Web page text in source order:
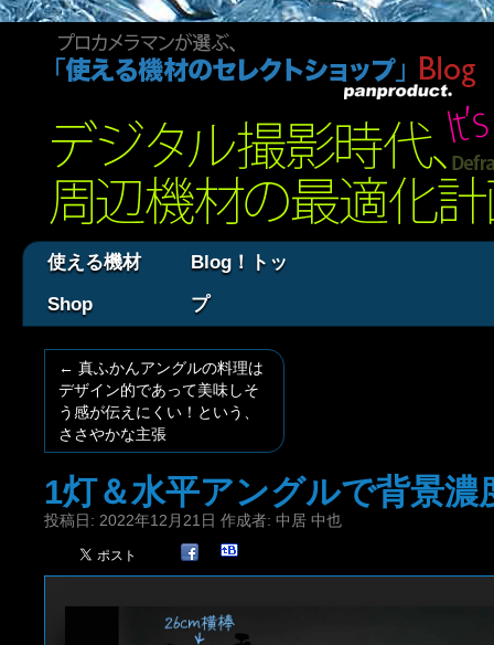
使える機材
Shop
Blog！トッ
プ
← 真ふかんアングルの料理は
デザイン的であって美味しそ
う感が伝えにくい！という、
ささやかな主張
1灯＆水平アングルで背景濃
投稿日: 2022年12月21日 作成者: 中居 中也